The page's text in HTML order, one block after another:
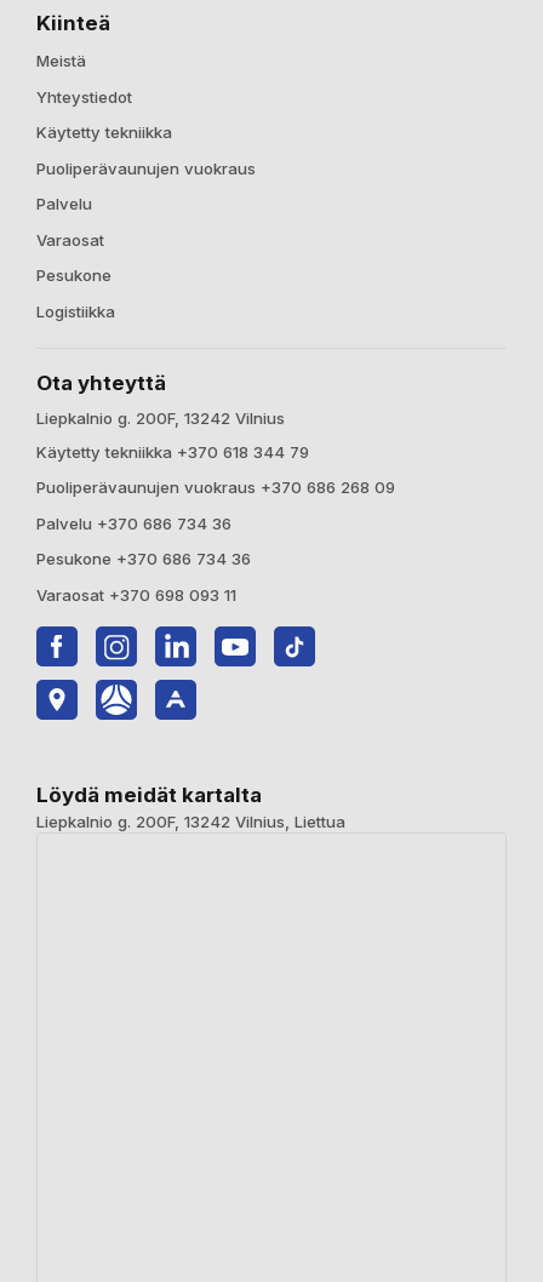
Kiinteä
Meistä
Yhteystiedot
Käytetty tekniikka
Puoliperävaunujen vuokraus
Palvelu
Varaosat
Pesukone
Logistiikka
Ota yhteyttä
Liepkalnio g. 200F, 13242 Vilnius
Käytetty tekniikka +370 618 344 79
Puoliperävaunujen vuokraus +370 686 268 09
Palvelu +370 686 734 36
Pesukone +370 686 734 36
Varaosat +370 698 093 11
Löydä meidät kartalta
Liepkalnio g. 200F, 13242 Vilnius, Liettua